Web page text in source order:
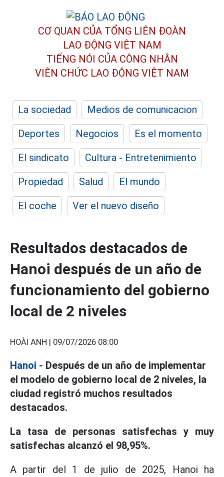
CƠ QUAN CỦA TỔNG LIÊN ĐOÀN
LAO ĐỘNG VIỆT NAM
TIẾNG NÓI CỦA CÔNG NHÂN
VIÊN CHỨC LAO ĐỘNG VIỆT NAM
La sociedad
Medios de comunicacion
Deportes
Negocios
Es el momento
El sindicato
Cultura - Entretenimiento
Propiedad
Salud
El mundo
El coche
Ver el nuevo diseño
Resultados destacados de
Hanoi después de un año de
funcionamiento del gobierno
local de 2 niveles
HOÀI ANH | 09/07/2026 08:00
Hanoi - Después de un año de implementar
el modelo de gobierno local de 2 niveles, la
ciudad registró muchos resultados
destacados.
La tasa de personas satisfechas y muy
satisfechas alcanzó el 98,95%.
A partir del 1 de julio de 2025, Hanoi ha